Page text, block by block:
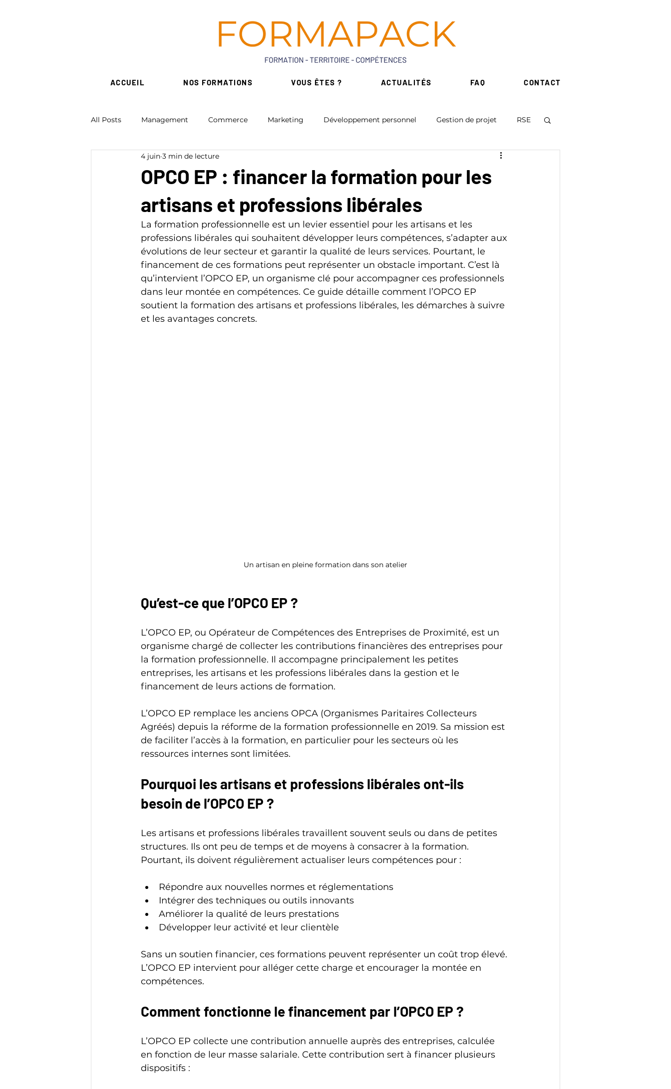
ACCUEIL NOS FORMATIONS VOUS ÊTES ? ACTUALITÉS FAQ CONTACT
All Posts Management Commerce Marketing Développement personnel Gestion de projet RSE
Ressources Humaines Numérique
Création d'entreprise - association Formation Réglementaires Formations de niche
OPCO EP : financer la formation pour les
artisans et professions libérales
4 juin 3 min de lecture
La formation professionnelle est un levier essentiel pour les artisans et les
professions libérales qui souhaitent développer leurs compétences, s’adapter aux
évolutions de leur secteur et garantir la qualité de leurs services. Pourtant, le
financement de ces formations peut représenter un obstacle important. C’est là
qu’intervient l’OPCO EP, un organisme clé pour accompagner ces professionnels
dans leur montée en compétences. Ce guide détaille comment l’OPCO EP
soutient la formation des artisans et professions libérales, les démarches à suivre
et les avantages concrets.
Un artisan en pleine formation dans son atelier
Qu’est-ce que l’OPCO EP ?
L’OPCO EP, ou Opérateur de Compétences des Entreprises de Proximité, est un
organisme chargé de collecter les contributions financières des entreprises pour
la formation professionnelle. Il accompagne principalement les petites
entreprises, les artisans et les professions libérales dans la gestion et le
financement de leurs actions de formation.
L’OPCO EP remplace les anciens OPCA (Organismes Paritaires Collecteurs
Agréés) depuis la réforme de la formation professionnelle en 2019. Sa mission est
de faciliter l’accès à la formation, en particulier pour les secteurs où les
ressources internes sont limitées.
Pourquoi les artisans et professions libérales ont-ils
besoin de l’OPCO EP ?
Les artisans et professions libérales travaillent souvent seuls ou dans de petites
structures. Ils ont peu de temps et de moyens à consacrer à la formation.
Pourtant, ils doivent régulièrement actualiser leurs compétences pour :
Répondre aux nouvelles normes et réglementations
Intégrer des techniques ou outils innovants
Améliorer la qualité de leurs prestations
Développer leur activité et leur clientèle
Sans un soutien financier, ces formations peuvent représenter un coût trop élevé.
L’OPCO EP intervient pour alléger cette charge et encourager la montée en
compétences.
Comment fonctionne le financement par l’OPCO EP ?
L’OPCO EP collecte une contribution annuelle auprès des entreprises, calculée
en fonction de leur masse salariale. Cette contribution sert à financer plusieurs
dispositifs :